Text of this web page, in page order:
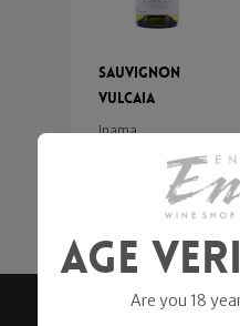
Sauvignon
Vulcaia
Inama
Age
Are you 18